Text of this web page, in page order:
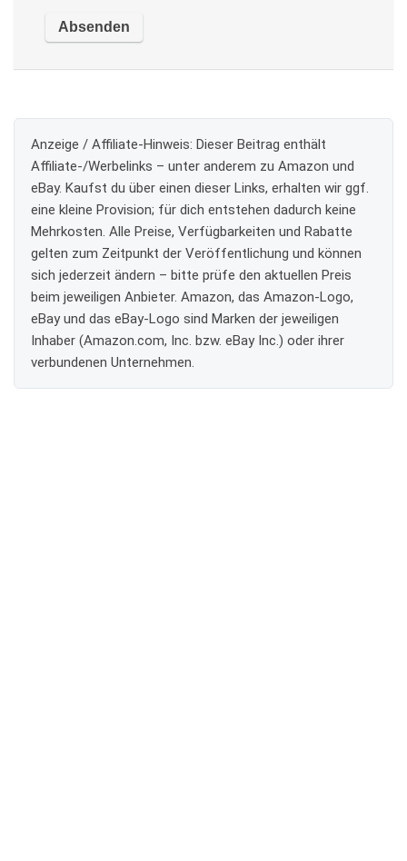
Anzeige / Affiliate-Hinweis: Dieser Beitrag enthält
Affiliate-/Werbelinks – unter anderem zu Amazon und
eBay. Kaufst du über einen dieser Links, erhalten wir ggf.
eine kleine Provision; für dich entstehen dadurch keine
Mehrkosten. Alle Preise, Verfügbarkeiten und Rabatte
gelten zum Zeitpunkt der Veröffentlichung und können
sich jederzeit ändern – bitte prüfe den aktuellen Preis
beim jeweiligen Anbieter. Amazon, das Amazon-Logo,
eBay und das eBay-Logo sind Marken der jeweiligen
Inhaber (Amazon.com, Inc. bzw. eBay Inc.) oder ihrer
verbundenen Unternehmen.